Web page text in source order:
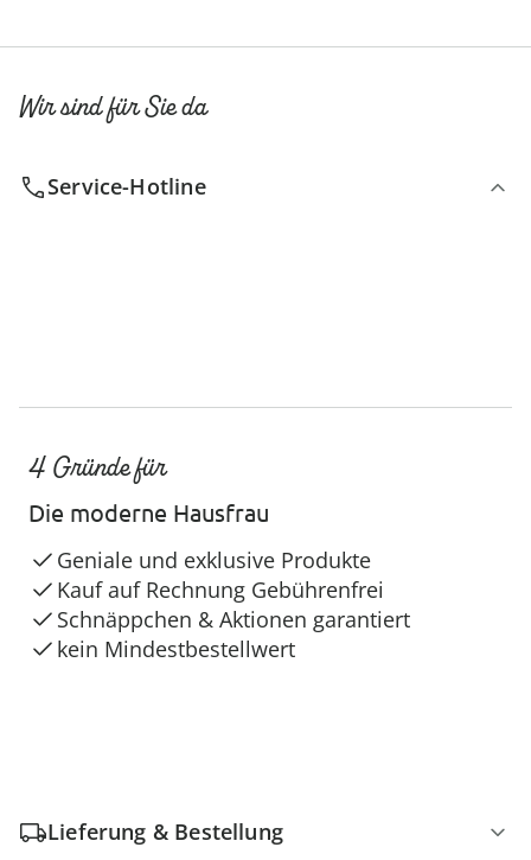
Wir sind für Sie da
Service-Hotline
4 Gründe für
Die moderne Hausfrau
Geniale und exklusive Produkte
Kauf auf Rechnung Gebührenfrei
Schnäppchen & Aktionen garantiert
kein Mindestbestellwert
Lieferung & Bestellung